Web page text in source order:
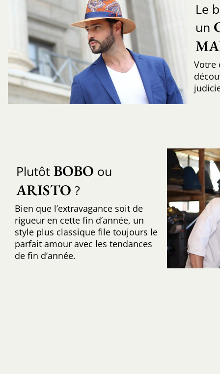
Le
un
Votre
Plutôt BOBO ou
ARISTO ?
Bien que l’extravagance soit de
rigueur en cette fin d’année, un
style plus classique file toujours le
parfait amour avec les tendances
de fin d’année.